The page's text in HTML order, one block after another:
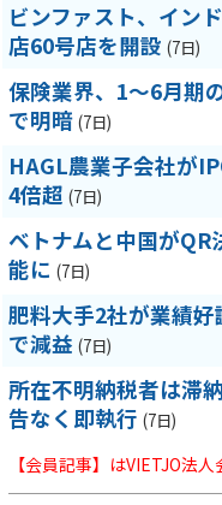
ビンファスト、イン
店60号店を開設 (7日)
保険業界、1～6月期
で明暗 (7日)
HAGL農業子会社が
4倍超 (7日)
ベトナムと中国が
能に (7日)
肥料大手2社が業績
で減益 (7日)
所在不明納税者は滞
告なく即執行 (7日)
【会員記事】はVIETJO法